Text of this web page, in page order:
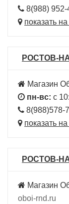
8(988) 952-
показать
РОСТОВ-
Магазин
пн-вс: с
8(988)578-
показать
РОСТОВ-
Магазин
oboi-rnd.ru